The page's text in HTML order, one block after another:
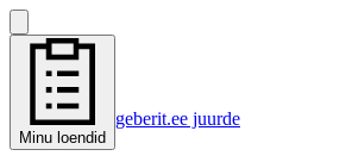
Minu loendid
geberit.ee juurde